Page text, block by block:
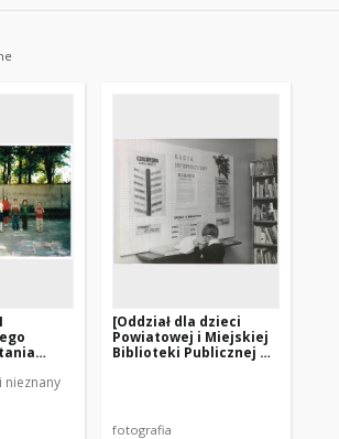
w
[Oddział dla dzieci
Powiatowej i Miejskiej
Biblioteki Publicznej w
fotografia